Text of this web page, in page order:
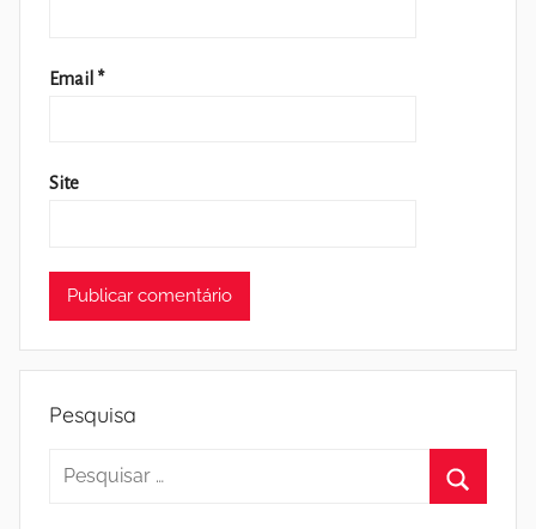
Email *
Site
Pesquisa
Pesquisar